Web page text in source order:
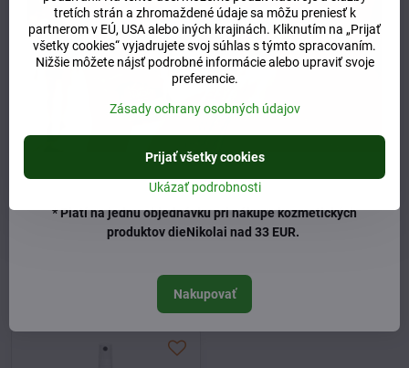
Baldini by Taoasis
osviežovač vzduchu
Do košíka
Naposledy ste si prezerali
tretích strán a zhromaždené údaje sa môžu preniesť k
partnerom v EÚ, USA alebo iných krajinách. Kliknutím na „Prijať
všetky cookies“ vyjadrujete svoj súhlas s týmto spracovaním.
Nižšie môžete nájsť podrobné informácie alebo upraviť svoje
preferencie.
Zásady ochrany osobných údajov
Ukázať podrobnosti
Prijať všetky cookies
* Platí na jednu objednávku pri nákupe kozmetických
produktov dieNikolai nad 33 EUR.
Nakupovať